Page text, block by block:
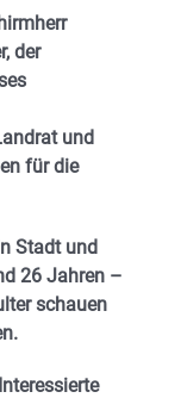
der
und
für die
Stadt und
26 Jahren –
schauen